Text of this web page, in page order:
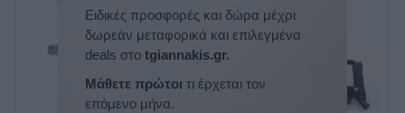
Ειδικές προσφορές και δώρα μέχρι
δωρεάν μεταφορικά και επιλεγμένα
deals στο tgiannakis.gr.
Μάθετε πρώτοι τι έρχεται τον
επόμενο μήνα.